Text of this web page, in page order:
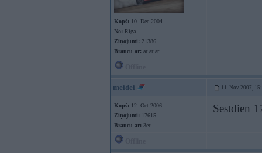
Kopš: 10. Dec 2004
No: Rīga
Ziņojumi: 21386
Braucu ar: ar ar ar ..
meidei 11. Nov 2007,
Kopš: 12. Oct 2006
Ziņojumi: 17615
Braucu ar: 3er
Sestdien